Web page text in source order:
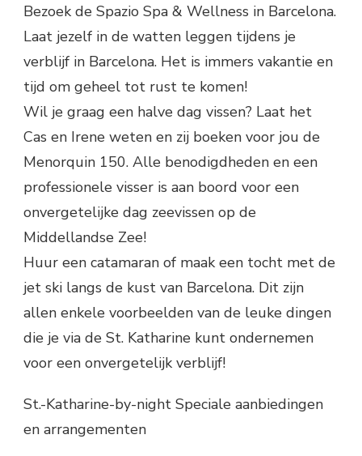
Bezoek de Spazio Spa & Wellness in Barcelona.
Laat jezelf in de watten leggen tijdens je
verblijf in Barcelona. Het is immers vakantie en
tijd om geheel tot rust te komen!
Wil je graag een halve dag vissen? Laat het
Cas en Irene weten en zij boeken voor jou de
Menorquin 150. Alle benodigdheden en een
professionele visser is aan boord voor een
onvergetelijke dag zeevissen op de
Middellandse Zee!
Huur een catamaran of maak een tocht met de
jet ski langs de kust van Barcelona. Dit zijn
allen enkele voorbeelden van de leuke dingen
die je via de St. Katharine kunt ondernemen
voor een onvergetelijk verblijf!
St.-Katharine-by-night Speciale aanbiedingen
en arrangementen